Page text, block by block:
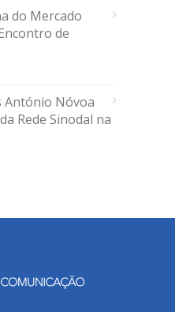
do Mercado
de
António Nóvoa
Rede Sinodal na